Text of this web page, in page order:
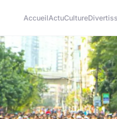
AccueilActuCulture